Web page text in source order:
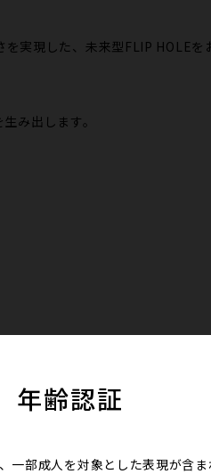
実現した、未来型FLIP HOLEを
み出します。
年齢認証
一部成人を対象とした表現が含ま